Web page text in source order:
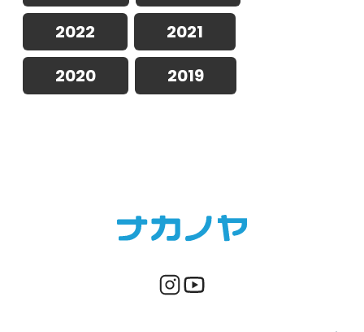
2022
2021
2020
2019